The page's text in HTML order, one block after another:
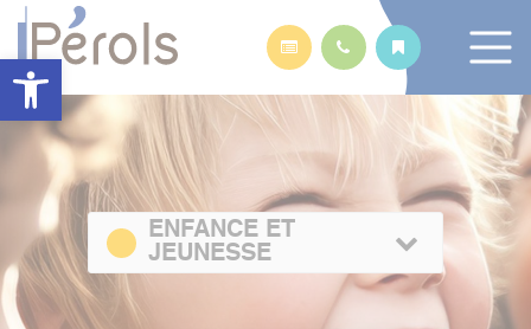
Ouvrir la barre d’outils
ENFANCE ET
JEUNESSE
Panneau de gestion des cookies